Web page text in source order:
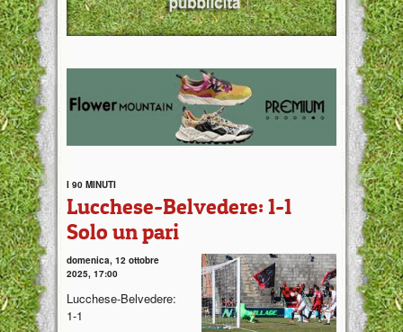
I 90 MINUTI
Lucchese-Belvedere: 1-1
Solo un pari
domenica, 12 ottobre
2025, 17:00
Lucchese-Belvedere:
1-1